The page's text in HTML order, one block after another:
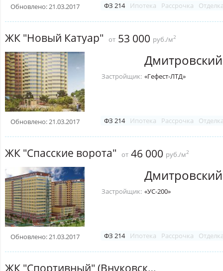
Обновлено: 21.03.2017 ФЗ 214 Ипотека Рассрочка
ЖК "Новый Катуар" от 53 000 руб./м2
Обновлено: 21.03.2017
Застройщик: «Гефест-ЛТД»
ФЗ 214 Ипотека Рассрочка
ЖК "Спасские ворота" от 46 000 руб./м2
Обновлено: 21.03.2017
Застройщик: «УС-200»
ФЗ 214 Ипотека Рассрочка
ЖК "Спортивный" (Внуковский)